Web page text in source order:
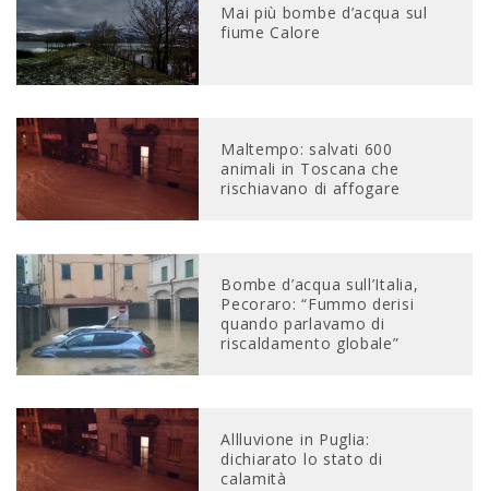
Mai più bombe d’acqua sul
fiume Calore
Maltempo: salvati 600
animali in Toscana che
rischiavano di affogare
Bombe d’acqua sull’Italia,
Pecoraro: “Fummo derisi
quando parlavamo di
riscaldamento globale”
Allluvione in Puglia:
dichiarato lo stato di
calamità